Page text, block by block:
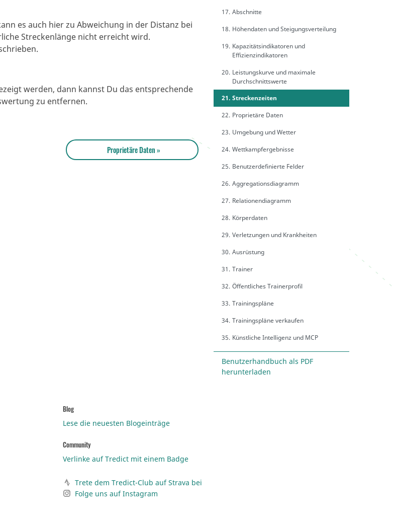
es auch hier zu Abweichung in der Distanz bei
Streckenlänge nicht erreicht wird.
werden, dann kannst Du das entsprechende
zu entfernen.
Proprietäre Daten »
17. Abschnitte
18. Höhendaten und Steigungsverteilung
19. Kapazitätsindikatoren und
Effizienzindikatoren
20. Leistungskurve und maximale
Durchschnittswerte
21. Streckenzeiten
22. Proprietäre Daten
23. Umgebung und Wetter
24. Wettkampfergebnisse
25. Benutzerdefinierte Felder
26. Aggregationsdiagramm
27. Relationendiagramm
28. Körperdaten
29. Verletzungen und Krankheiten
30. Ausrüstung
31. Trainer
32. Öffentliches Trainerprofil
33. Trainingspläne
34. Trainingspläne verkaufen
35. Künstliche Intelligenz und MCP
Benutzerhandbuch als PDF
herunterladen
Blog
Lese die neuesten Blogeinträge
Community
Verlinke auf Tredict mit einem Badge
Trete dem Tredict-Club auf Strava bei
Folge uns auf Instagram